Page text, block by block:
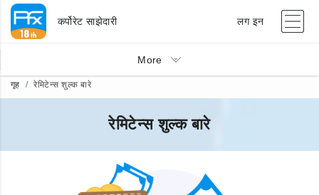
कर्पोरेट साझेदारी लग इन
More
गृह रेमिटेन्स शुल्क बारे
रेमिटेन्स शुल्क बारे